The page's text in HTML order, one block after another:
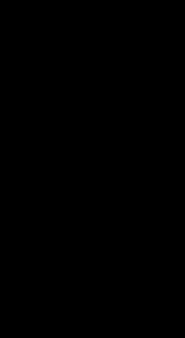
Vorstellung